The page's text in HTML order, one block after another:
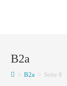
B2a
> B2a > Seite 8